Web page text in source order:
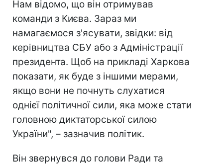
Нам відомо, що він отримував
команди з Києва. Зараз ми
намагаємося з'ясувати, звідки: від
керівництва СБУ або з Адміністрації
президента. Щоб на прикладі Харкова
показати, як буде з іншими мерами,
якщо вони не почнуть слухатися
однієї політичної сили, яка може стати
головною диктаторської силою
України", – зазначив політик.
Він звернувся до голови Ради та